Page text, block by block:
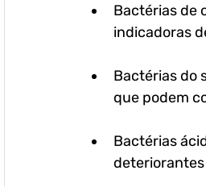
Bactérias de
indicadoras
Bactérias do
que podem
Bactérias